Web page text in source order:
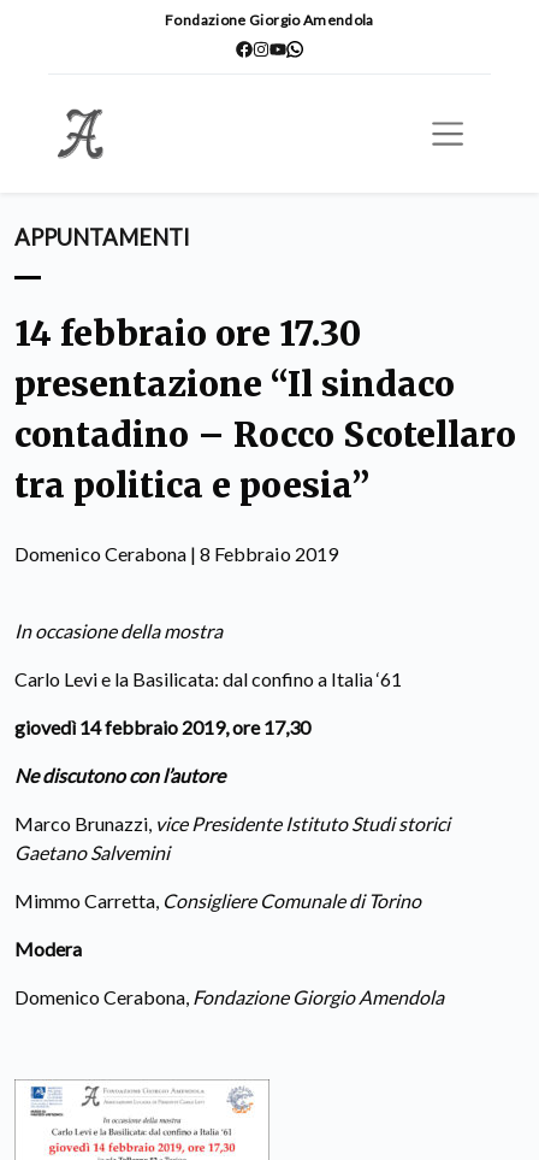
Fondazione Giorgio Amendola
APPUNTAMENTI
14 febbraio ore 17.30
presentazione “Il sindaco
contadino – Rocco Scotellaro
tra politica e poesia”
Domenico Cerabona | 8 Febbraio 2019
In occasione della mostra
Carlo Levi e la Basilicata: dal confino a Italia ‘61
giovedì 14 febbraio 2019, ore 17,30
Ne discutono con l’autore
Marco Brunazzi, vice Presidente Istituto Studi storici
Gaetano Salvemini
Mimmo Carretta, Consigliere Comunale di Torino
Modera
Domenico Cerabona, Fondazione Giorgio Amendola